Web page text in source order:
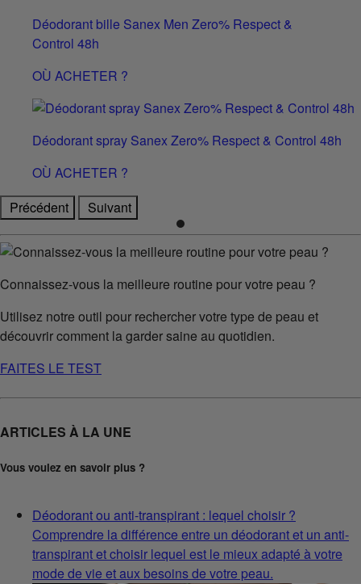
Déodorant bille Sanex Men Zero% Respect &
Control 48h
OÙ ACHETER ?
Déodorant spray Sanex Zero% Respect & Control 48h
OÙ ACHETER ?
Précédent
Suivant
Connaissez-vous la meilleure routine pour votre peau ?
Utilisez notre outil pour rechercher votre type de peau et
découvrir comment la garder saine au quotidien.
FAITES LE TEST
ARTICLES À LA UNE
Vous voulez en savoir plus ?
Déodorant ou anti-transpirant : lequel choisir ?
Comprendre la différence entre un déodorant et un anti-
transpirant et choisir lequel est le mieux adapté à votre
mode de vie et aux besoins de votre peau.